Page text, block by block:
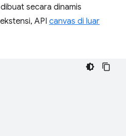
secara dinamis
API canvas di luar